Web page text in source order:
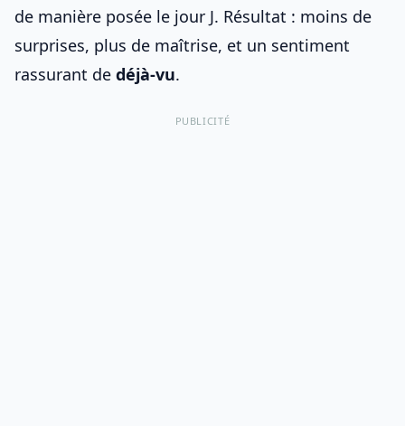
de manière posée le jour J. Résultat : moins de
surprises, plus de maîtrise, et un sentiment
rassurant de déjà-vu.
PUBLICITÉ